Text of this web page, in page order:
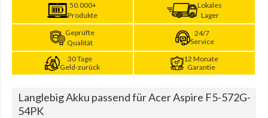
50.000+
Produkte
Lokales
Lager
Geprüfte
Qualität
24/7
Service
30 Tage
Geld-zurück
12 Monate
Garantie
Langlebig Akku passend für Acer Aspire F5-572G-
54PK